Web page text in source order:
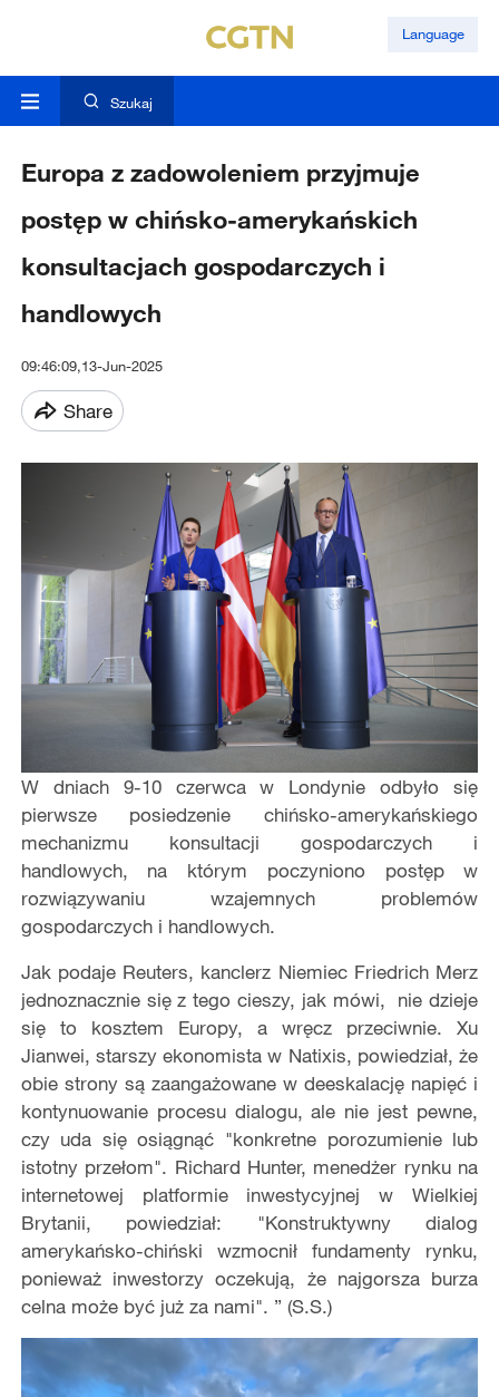
Language
Szukaj
Europa z zadowoleniem przyjmuje
postęp w chińsko-amerykańskich
konsultacjach gospodarczych i
handlowych
09:46:09,13-Jun-2025
Share
W dniach 9-10 czerwca w Londynie odbyło się
pierwsze posiedzenie chińsko-amerykańskiego
mechanizmu konsultacji gospodarczych i
handlowych, na którym poczyniono postęp w
rozwiązywaniu wzajemnych problemów
gospodarczych i handlowych.
Jak podaje Reuters, kanclerz Niemiec Friedrich Merz
jednoznacznie się z tego cieszy, jak mówi, nie dzieje
się to kosztem Europy, a wręcz przeciwnie. Xu
Jianwei, starszy ekonomista w Natixis, powiedział, że
obie strony są zaangażowane w deeskalację napięć i
kontynuowanie procesu dialogu, ale nie jest pewne,
czy uda się osiągnąć "konkretne porozumienie lub
istotny przełom". Richard Hunter, menedżer rynku na
internetowej platformie inwestycyjnej w Wielkiej
Brytanii, powiedział: "Konstruktywny dialog
amerykańsko-chiński wzmocnił fundamenty rynku,
ponieważ inwestorzy oczekują, że najgorsza burza
celna może być już za nami". ” (S.S.)